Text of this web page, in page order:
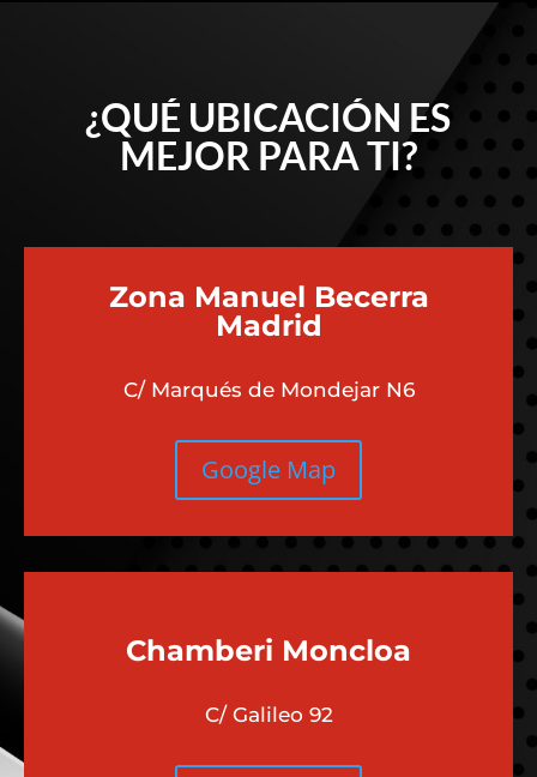
¿QUÉ UBICACIÓN ES
MEJOR PARA TI?
Zona Manuel Becerra
Madrid
C/ Marqués de Mondejar N6
Google Map
Chamberi Moncloa
C/ Galileo 92